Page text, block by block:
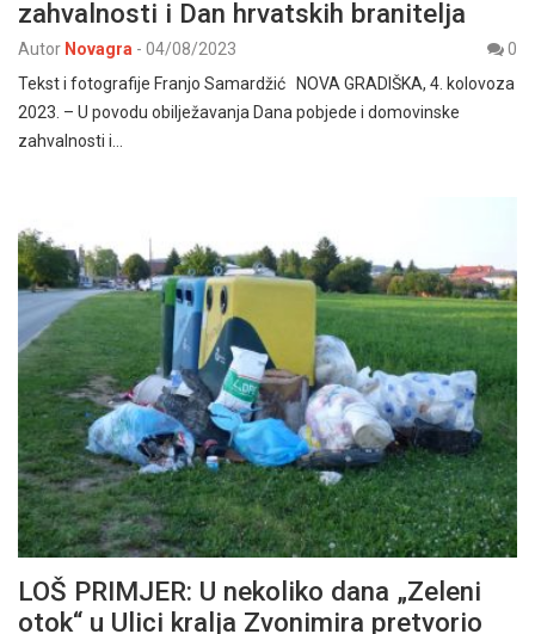
zahvalnosti i Dan hrvatskih branitelja
Autor Novagra - 04/08/2023
0
Tekst i fotografije Franjo Samardžić NOVA GRADIŠKA, 4. kolovoza
2023. – U povodu obilježavanja Dana pobjede i domovinske
zahvalnosti i…
LOŠ PRIMJER: U nekoliko dana „Zeleni
otok“ u Ulici kralja Zvonimira pretvorio